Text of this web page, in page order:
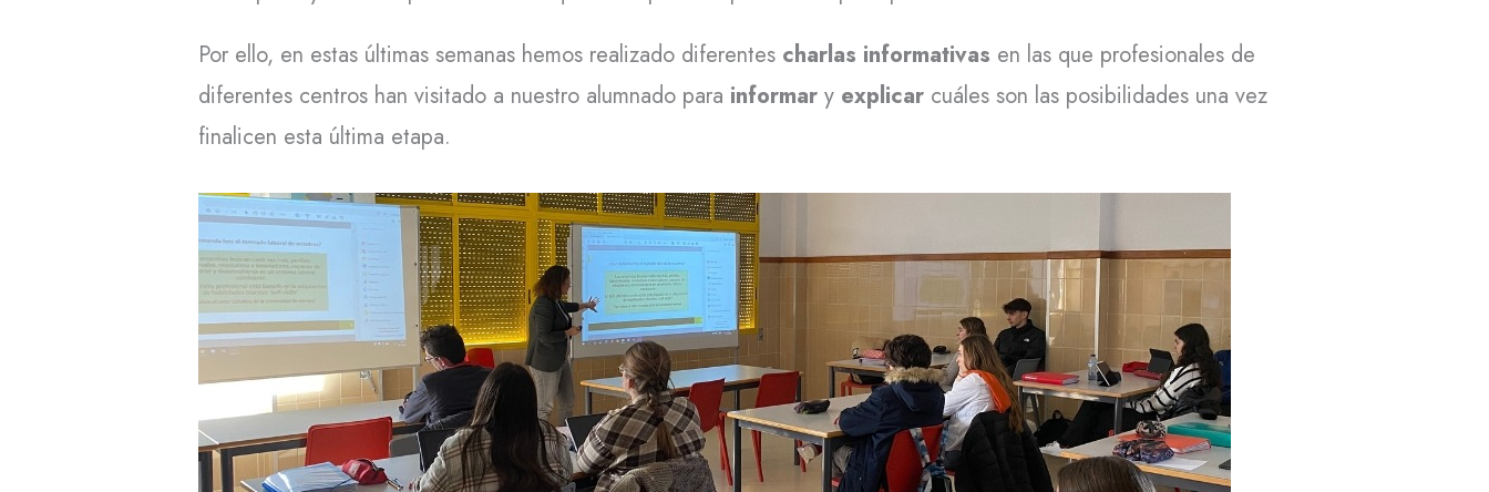
Por ello, en estas últimas semanas hemos realizado diferentes charlas informativas en las que profesionales de
diferentes centros han visitado a nuestro alumnado para informary explicarcuáles son las posibilidades una vez
finalicen esta última etapa.